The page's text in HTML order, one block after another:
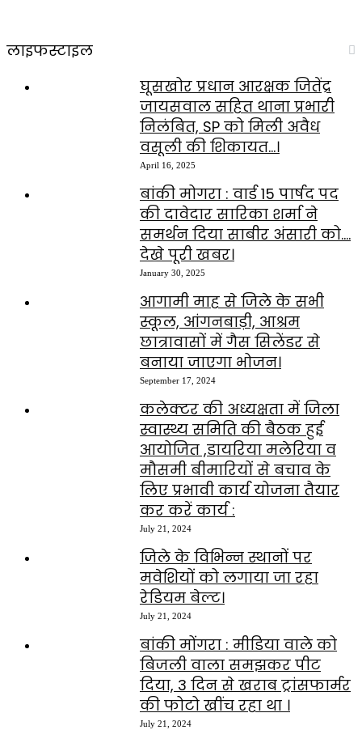
लाइफस्टाइल
घूसखोर प्रधान आरक्षक जितेंद्र
जायसवाल सहित थाना प्रभारी
निलंबित, SP को मिली अवैध
वसूली की शिकायत…।
April 16, 2025
बांकी मोगरा : वार्ड 15 पार्षद पद
की दावेदार सारिका शर्मा ने
समर्थन दिया साबीर अंसारी को….
देखे पूरी खबर।
January 30, 2025
आगामी माह से जिले के सभी
स्कूल, आंगनबाड़ी, आश्रम
छात्रावासों में गैस सिलेंडर से
बनाया जाएगा भोजन।
September 17, 2024
कलेक्टर की अध्यक्षता में जिला
स्वास्थ्य समिति की बैठक हुई
आयोजित ,डायरिया मलेरिया व
मौसमी बीमारियों से बचाव के
लिए प्रभावी कार्य योजना तैयार
कर करें कार्य :
July 21, 2024
जिले के विभिन्न स्थानों पर
मवेशियों को लगाया जा रहा
रेडियम बेल्ट।
July 21, 2024
बांकी मोंगरा : मीडिया वाले को
बिजली वाला समझकर पीट
दिया, 3 दिन से खराब ट्रांसफार्मर
की फोटो खींच रहा था ।
July 21, 2024